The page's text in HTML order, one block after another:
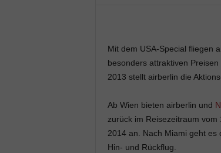
Mit dem USA-Special fliegen
besonders attraktiven
2013 stellt airberlin die
Ab Wien bieten airberlin und
zurück im Reisezeitraum vom
2014 an. Nach Miami geht es
Hin- und Rückflug.